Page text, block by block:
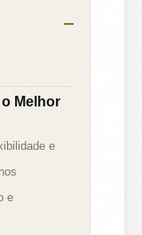
Melhor
e
e